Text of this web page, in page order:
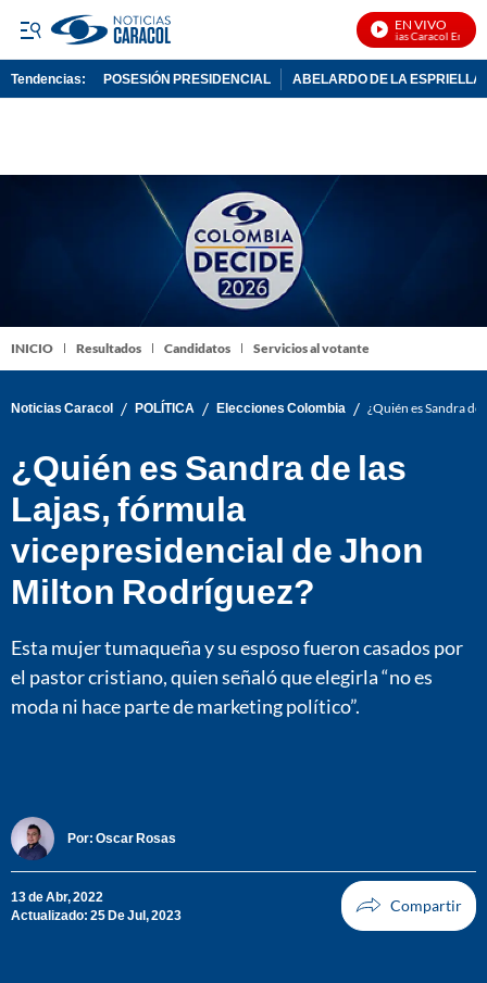
EN VIVO
Noticias Caracol En Vivo
Tendencias: POSESIÓN PRESIDENCIAL ABELARDO DE LA ESPRIELLA
INICIO Resultados Candidatos Servicios al votante
Noticias Caracol / POLÍTICA / Elecciones Colombia / ¿Quién es Sandra
¿Quién es Sandra de las
Lajas, fórmula
vicepresidencial de Jhon
Milton Rodríguez?
Esta mujer tumaqueña y su esposo fueron casados por
el pastor cristiano, quien señaló que elegirla “no es
moda ni hace parte de marketing político”.
Por: Oscar Rosas
13 de Abr, 2022
Actualizado: 25 De Jul, 2023